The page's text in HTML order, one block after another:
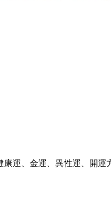
運、金運、異性運、開